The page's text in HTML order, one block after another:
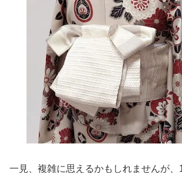
一見、複雑に思えるかもしれませんが、